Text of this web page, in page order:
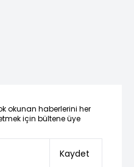
okunan haberlerini her
için bültene üye
Kaydet